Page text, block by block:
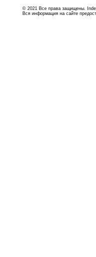
© 2021 Все права защищены.
Вся информация на сайте